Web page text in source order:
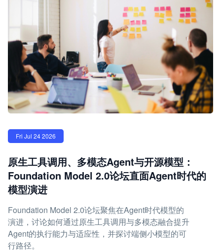
Fri Jul 24 2026
原生工具调用、多模态Agent与开源模型：
Foundation Model 2.0论坛直面Agent时代的
模型演进
Foundation Model 2.0论坛聚焦在Agent时代模型的
演进，讨论如何通过原生工具调用与多模态融合提升
Agent的执行能力与适应性，并探讨端侧小模型的可
行路径。